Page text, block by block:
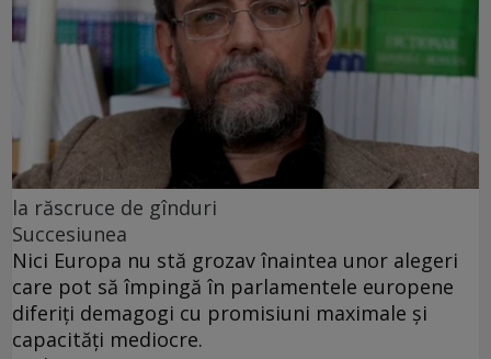
la răscruce de gînduri
Succesiunea
Nici Europa nu stă grozav înaintea unor alegeri
care pot să împingă în parlamentele europene
diferiți demagogi cu promisiuni maximale și
capacități mediocre.